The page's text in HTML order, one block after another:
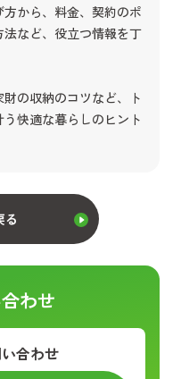
方から、料金、契約のポ
など、役立つ情報を丁
の収納のコツなど、ト
快適な暮らしのヒント
る
わせ
合わせ